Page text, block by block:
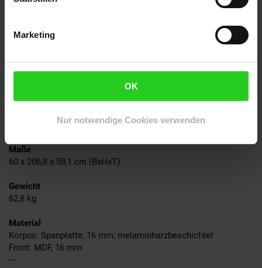
Marketing
OK
Nur notwendige Cookies verwenden
Töpfe oder als Schubladenschrank - die Fame-Line - Serie
Funktionalität legt, wird den Fame-Line - Kühlumbauschrank
lieben!
Technische Daten
Farben
Front: Schwarz, gestreift
Maße
60 x 206,8 x 58,1 cm (BxHxT)
Gewicht
62,8 kg
Material
Korpus: Spanplatte, 16 mm, melaminharzbeschichtet
Front: MDF, 16 mm
---